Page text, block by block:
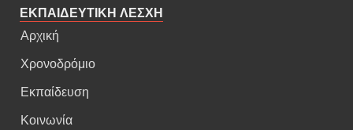
ΕΚΠΑΙΔΕΥΤΙΚΗ ΛΕΣΧΗ
Αρχική
Χρονοδρόμιο
Εκπαίδευση
Κοινωνία